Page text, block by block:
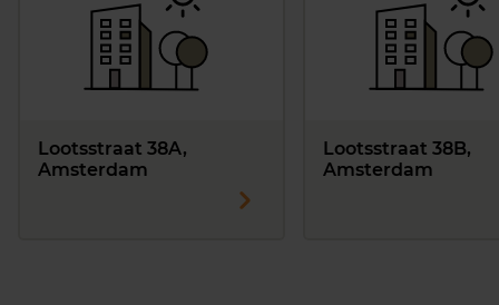
Lootsstraat 38A,
Amsterdam
Lootsstraat 38B,
Amsterdam